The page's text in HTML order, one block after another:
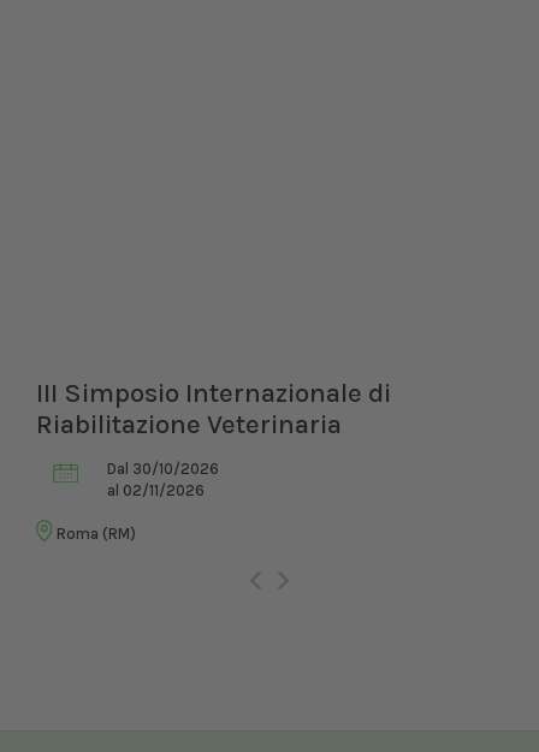
III Simposio Internazionale di
Riabilitazione Veterinaria
Dal 30/10/2026
al 02/11/2026
Roma (RM)